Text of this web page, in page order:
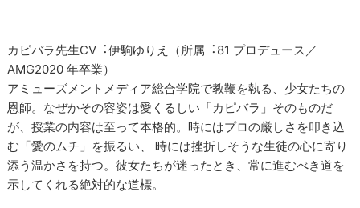
カピバラ先生CV︓伊駒ゆりえ（所属︓81 プロデュース／
AMG2020 年卒業）
アミューズメントメディア総合学院で教鞭を執る、少女たちの
恩師。なぜかその容姿は愛くるしい「カピバラ」そのものだ
が、授業の内容は至って本格的。時にはプロの厳しさを叩き込
む「愛のムチ」を振るい、 時には挫折しそうな生徒の心に寄り
添う温かさを持つ。彼女たちが迷ったとき、常に進むべき道を
示してくれる絶対的な道標。